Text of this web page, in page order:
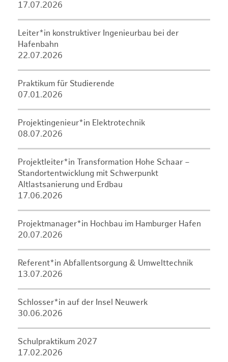
17.07.2026
Leiter*in konstruktiver Ingenieurbau bei der
Hafenbahn
22.07.2026
Praktikum für Studierende
07.01.2026
Projektingenieur*in Elektrotechnik
08.07.2026
Projektleiter*in Transformation Hohe Schaar –
Standortentwicklung mit Schwerpunkt
Altlastsanierung und Erdbau
17.06.2026
Projektmanager*in Hochbau im Hamburger Hafen
20.07.2026
Referent*in Abfallentsorgung & Umwelttechnik
13.07.2026
Schlosser*in auf der Insel Neuwerk
30.06.2026
Schulpraktikum 2027
17.02.2026